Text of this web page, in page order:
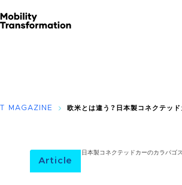
MAGAZINE 欧米とは違う？日本製コネクテッ
Article